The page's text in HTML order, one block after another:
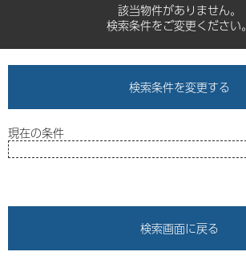
該当物件がありません。
検索条件をご変更ください。
検索条件を変更する
現在の条件
検索画面に戻る